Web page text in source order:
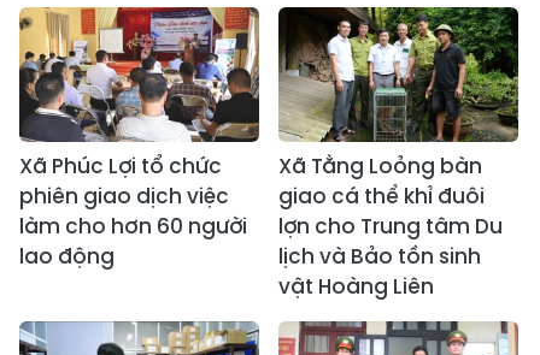
Xã Phúc Lợi tổ chức
phiên giao dịch việc
làm cho hơn 60 người
lao động
Xã Tằng Loỏng bàn
giao cá thể khỉ đuôi
lợn cho Trung tâm Du
lịch và Bảo tồn sinh
vật Hoàng Liên